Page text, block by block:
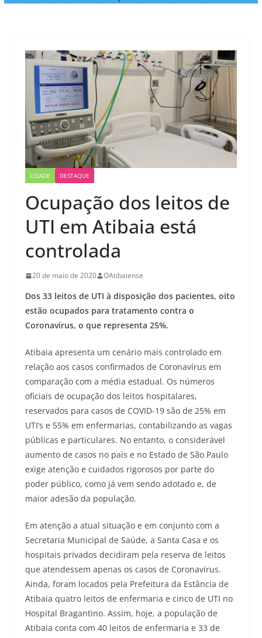
CIDADE DESTAQUE
Ocupação dos leitos de
UTI em Atibaia está
controlada
20 de maio de 2020 OAtibaiense
Dos 33 leitos de UTI à disposição dos pacientes, oito
estão ocupados para tratamento contra o
Coronavírus, o que representa 25%.
Atibaia apresenta um cenário mais controlado em
relação aos casos confirmados de Coronavírus em
comparação com a média estadual. Os números
oficiais de ocupação dos leitos hospitalares,
reservados para casos de COVID-19 são de 25% em
UTI’s e 55% em enfermarias, contabilizando as vagas
públicas e particulares. No entanto, o considerável
aumento de casos no país e no Estado de São Paulo
exige atenção e cuidados rigorosos por parte do
poder público, como já vem sendo adotado e, de
maior adesão da população.
Em atenção a atual situação e em conjunto com a
Secretaria Municipal de Saúde, a Santa Casa e os
hospitais privados decidiram pela reserva de leitos
que atendessem apenas os casos de Coronavírus.
Ainda, foram locados pela Prefeitura da Estância de
Atibaia quatro leitos de enfermaria e cinco de UTI no
Hospital Bragantino. Assim, hoje, a população de
Atibaia conta com 40 leitos de enfermaria e 33 de